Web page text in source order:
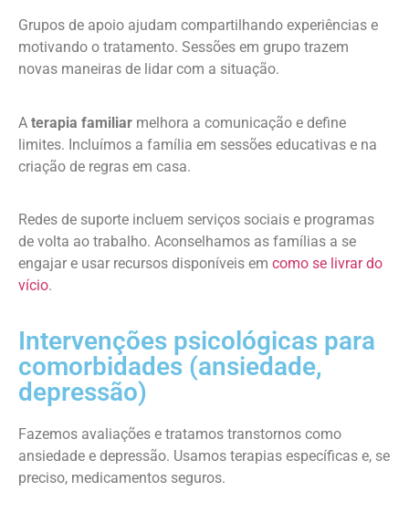
Grupos de apoio ajudam compartilhando experiências e
motivando o tratamento. Sessões em grupo trazem
novas maneiras de lidar com a situação.
A terapia familiar melhora a comunicação e define
limites. Incluímos a família em sessões educativas e na
criação de regras em casa.
Redes de suporte incluem serviços sociais e programas
de volta ao trabalho. Aconselhamos as famílias a se
engajar e usar recursos disponíveis em como se livrar do
vício.
Intervenções psicológicas para
comorbidades (ansiedade,
depressão)
Fazemos avaliações e tratamos transtornos como
ansiedade e depressão. Usamos terapias específicas e, se
preciso, medicamentos seguros.